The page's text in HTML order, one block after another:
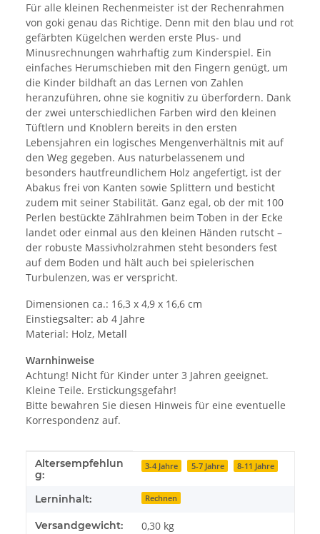
Für alle kleinen Rechenmeister ist der Rechenrahmen
von goki genau das Richtige. Denn mit den blau und rot
gefärbten Kügelchen werden erste Plus- und
Minusrechnungen wahrhaftig zum Kinderspiel. Ein
einfaches Herumschieben mit den Fingern genügt, um
die Kinder bildhaft an das Lernen von Zahlen
heranzuführen, ohne sie kognitiv zu überfordern. Dank
der zwei unterschiedlichen Farben wird den kleinen
Tüftlern und Knoblern bereits in den ersten
Lebensjahren ein logisches Mengenverhältnis mit auf
den Weg gegeben. Aus naturbelassenem und
besonders hautfreundlichem Holz angefertigt, ist der
Abakus frei von Kanten sowie Splittern und besticht
zudem mit seiner Stabilität. Ganz egal, ob der mit 100
Perlen bestückte Zählrahmen beim Toben in der Ecke
landet oder einmal aus den kleinen Händen rutscht –
der robuste Massivholzrahmen steht besonders fest
auf dem Boden und hält auch bei spielerischen
Turbulenzen, was er verspricht.
Dimensionen ca.: 16,3 x 4,9 x 16,6 cm
Einstiegsalter: ab 4 Jahre
Material: Holz, Metall
Warnhinweise
Achtung! Nicht für Kinder unter 3 Jahren geeignet.
Kleine Teile. Erstickungsgefahr!
Bitte bewahren Sie diesen Hinweis für eine eventuelle
Korrespondenz auf.
Produkteigenschaft
Wert
Altersempfehlun
g:
3-4 Jahre 5-7 Jahre 8-11 Jahre
Lerninhalt: Rechnen
Versandgewicht: 0,30 kg